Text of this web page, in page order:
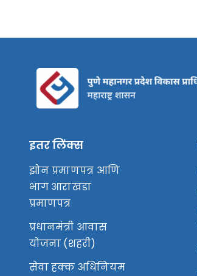
इतर लिंक्स
झोन प्रमाणपत्र आणि
भाग आराखडा
प्रमाणपत्र
प्रधानमंत्री आवास
योजना (शहरी)
सेवा हक्क अधिनियम